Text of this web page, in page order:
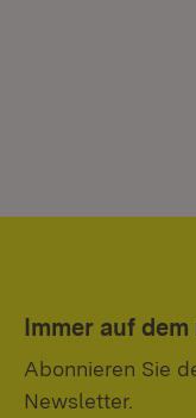
Immer auf
Abonnieren Sie
Newsletter.